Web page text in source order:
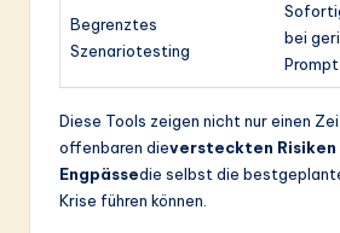
Begrenztes
Szenariotesting
bei
Diese Tools zeigen nicht nur einen
offenbaren dieversteckten Risiken
Engpässedie selbst die
Krise führen können.